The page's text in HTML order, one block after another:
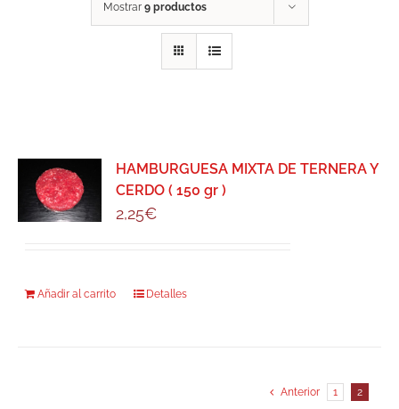
Mostrar 9 productos
HAMBURGUESA MIXTA DE TERNERA Y
CERDO ( 150 gr )
2,25€
Añadir al carrito Detalles
Anterior 1 2